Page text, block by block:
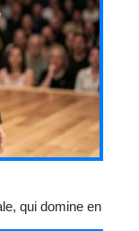
qui domine en